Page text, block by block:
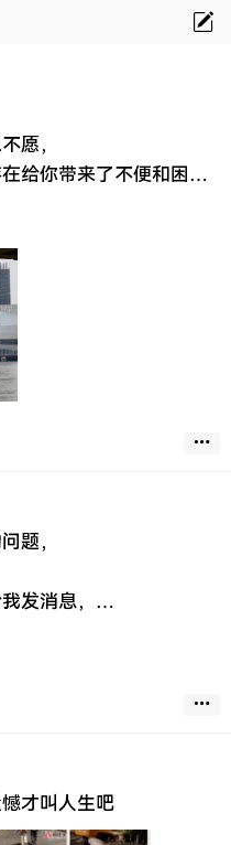
愿，
给你带来了不便和困
存在，
，
，
着你，
局面，或许做个朋友都
世茂天鹅湾附近，但是
给了不少惊醒，也许你
了，过于依赖了，
明明没有意义，我却一
时回复晚点，只不过我
题，连个恩我都需要回
题，
发消息，
不重要了，
才叫人生吧